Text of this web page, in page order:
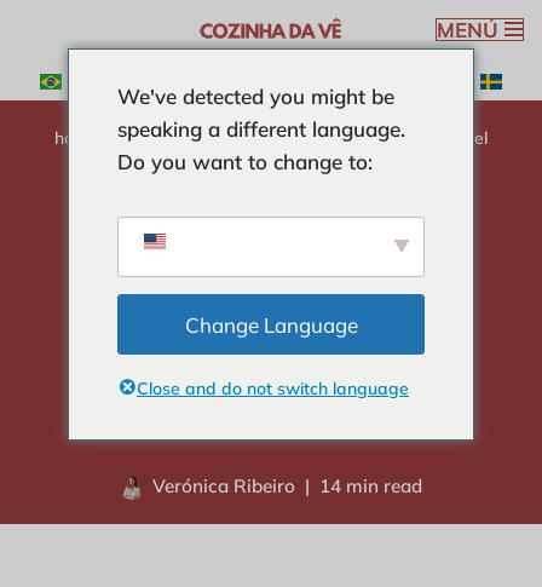
al
contenido
MENÚ
hogar INGREDIENTES-Polvo de curry: El secreto del
irresistible sabor indio
Polvo de curry: El
secreto del
irresistible sabor
indio
Verónica Ribeiro 14 min read
We've detected you might be
speaking a different language.
Do you want to change to:
Change Language
Close and do not switch language